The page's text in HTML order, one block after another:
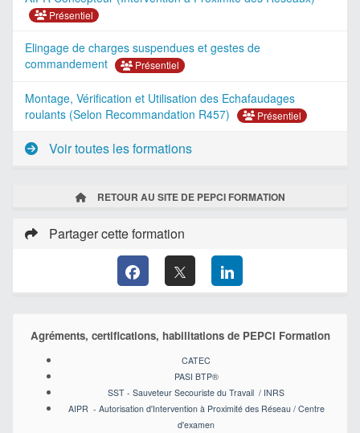
Présentiel
Elingage de charges suspendues et gestes de
commandement
Présentiel
Montage, Vérification et Utilisation des Echafaudages
roulants (Selon Recommandation R457)
Présentiel
Voir toutes les formations
RETOUR AU SITE DE PEPCI FORMATION
Partager cette formation
Agréments, certifications, habilitations de PEPCI Formation
CATEC
PASI BTP®
SST - Sauveteur Secouriste du Travail / INRS
AIPR - Autorisation d'Intervention à Proximité des Réseau / Centre
d'examen